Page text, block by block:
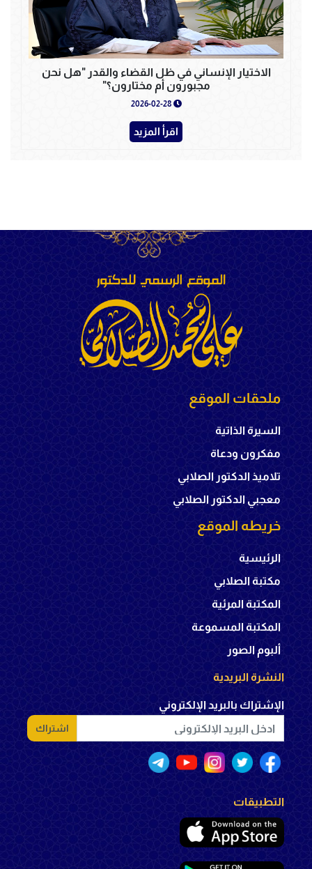
الاختيار الإنساني في ظل القضاء والقدر "هل نحن
مجبورون أم مختارون؟"
اقرأ المزيد
ملحقات الموقع
السيرة الذاتية
مفكرون ودعاة
تلاميذ الدكتور الصلابي
معجبي الدكتور الصلابي
خريطه الموقع
الرئيسية
مكتبة الصلابي
المكتبة المرئية
المكتبة المسموعة
ألبوم الصور
النشرة البريدية
الإشتراك بالبريد الإلكتروني
اشتراك
التطبيقات